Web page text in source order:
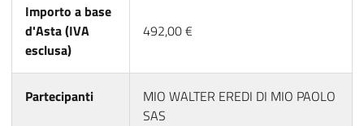
Importo a base
d'Asta (IVA
esclusa)
492,00 €
Partecipanti
MIO WALTER EREDI DI MIO PAOLO
SAS